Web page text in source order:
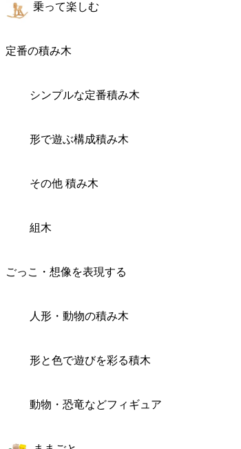
乗って楽しむ
定番の積み木
シンプルな定番積み木
形で遊ぶ構成積み木
その他 積み木
組木
ごっこ・想像を表現する
人形・動物の積み木
形と色で遊びを彩る積木
動物・恐竜などフィギュア